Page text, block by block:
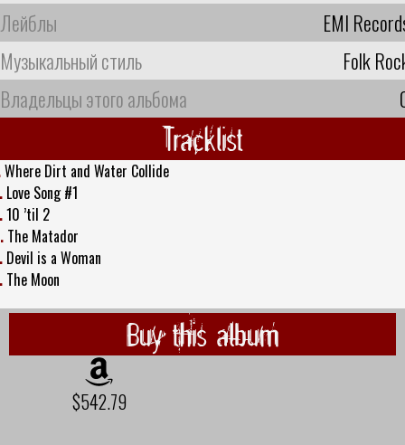
Лейблы
EMI
Музыкальный стиль
Folk
Владельцы этого альбома
Tracklist
Where Dirt and Water Collide
Love Song #1
10 ’til 2
The Matador
Devil is a Woman
The Moon
Buy this album
$542.79